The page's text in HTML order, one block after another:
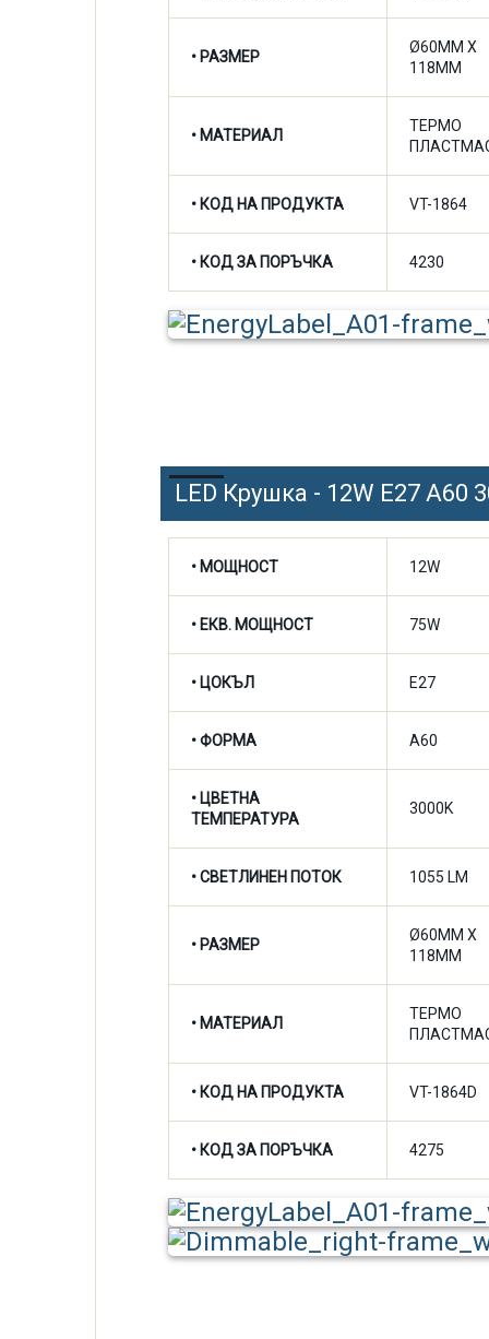
• РАЗМЕР
Ø60MM X
118MM
• МАТЕРИАЛ
ТЕРМО
• КОД НА ПРОДУКТА VT-1864
• КОД ЗА ПОРЪЧКА 4230
LED Крушка - 12W E27 A60
• МОЩНОСТ 12W
• ЕКВ. МОЩНОСТ 75W
• ЦОКЪЛ E27
• ФОРМА A60
• ЦВЕТНА
ТЕМПЕРАТУРА
3000K
•СВЕТЛИНЕН ПОТОК 1055 LM
• РАЗМЕР
Ø60MM X
118MM
• МАТЕРИАЛ
ТЕРМО
• КОД НА ПРОДУКТА VT-1864D
• КОД ЗА ПОРЪЧКА 4275